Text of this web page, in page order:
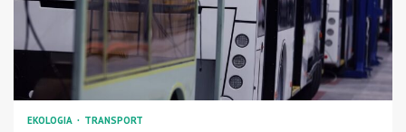
EKOLOGIA TRANSPORT